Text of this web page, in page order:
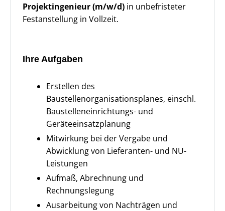
Projektingenieur (m/w/d) in unbefristeter
Festanstellung in Vollzeit.
Ihre Aufgaben
Erstellen des
Baustellenorganisationsplanes, einschl.
Baustelleneinrichtungs- und
Geräteeinsatzplanung
Mitwirkung bei der Vergabe und
Abwicklung von Lieferanten- und NU-
Leistungen
Aufmaß, Abrechnung und
Rechnungslegung
Ausarbeitung von Nachträgen und